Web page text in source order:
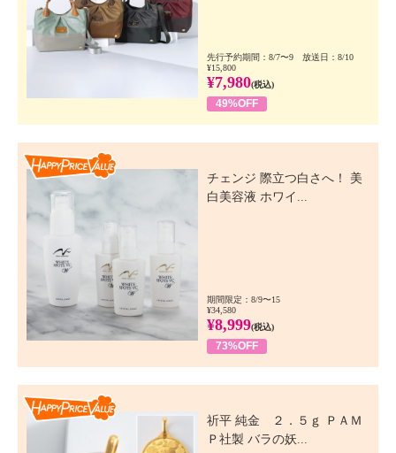
先行予約期間：8/7〜9 放送日：8/10
¥15,800
¥7,980(税込)
49%OFF
チェンジ 際立つ白さへ！ 美
白美容液 ホワイ...
期間限定：8/9〜15
¥34,580
¥8,999(税込)
73%OFF
祈平 純金 ２．５ｇ ＰＡＭ
Ｐ社製 バラの妖...